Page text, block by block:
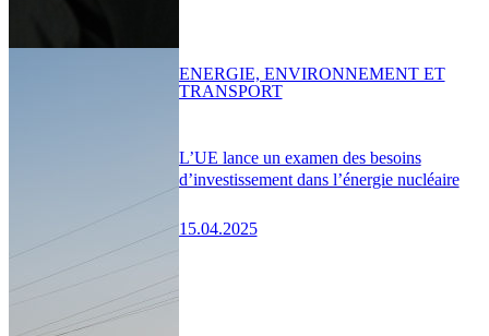
L’UE lance un examen des besoins
d’investissement dans l’énergie nucléaire
15.04.2025
ENERGIE, ENVIRONNEMENT ET
TRANSPORT